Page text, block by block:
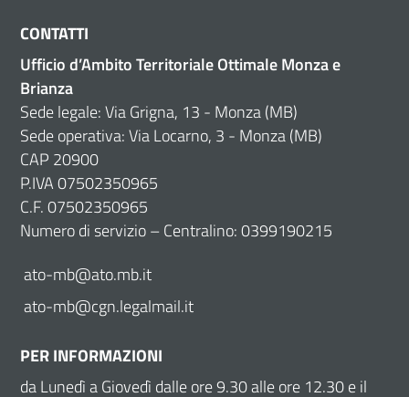
CONTATTI
Ufficio d’Ambito Territoriale Ottimale Monza e
Brianza
Sede legale: Via Grigna, 13 - Monza (MB)
Sede operativa: Via Locarno, 3 - Monza (MB)
CAP 20900
P.IVA 07502350965
C.F. 07502350965
Numero di servizio – Centralino: 0399190215
ato-mb@ato.mb.it
ato-mb@cgn.legalmail.it
PER INFORMAZIONI
da Lunedì a Giovedì dalle ore 9.30 alle ore 12.30 e il